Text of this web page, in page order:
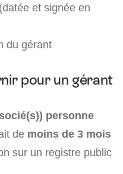
et signée en
du gérant
pour un gérant
personne
de moins de 3 mois
sur un registre public